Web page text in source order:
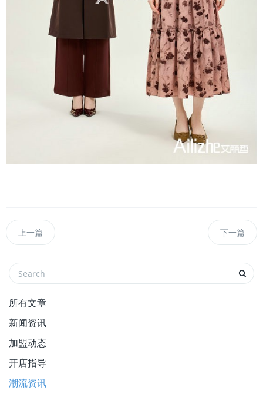
上一篇 下一篇
所有文章
新闻资讯
加盟动态
开店指导
潮流资讯